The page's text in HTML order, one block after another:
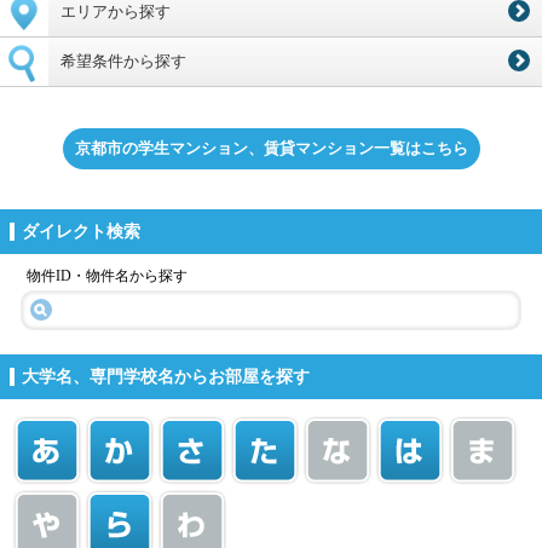
エリアから探す
希望条件から探す
京都市の学生マンション、賃貸マンション一覧はこちら
ダイレクト検索
物件ID・物件名から探す
大学名、専門学校名からお部屋を探す